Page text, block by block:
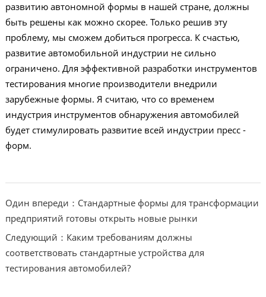
развитию автономной формы в нашей стране, должны
быть решены как можно скорее. Только решив эту
проблему, мы сможем добиться прогресса. К счастью,
развитие автомобильной индустрии не сильно
ограничено. Для эффективной разработки инструментов
тестирования многие производители внедрили
зарубежные формы. Я считаю, что со временем
индустрия инструментов обнаружения автомобилей
будет стимулировать развитие всей индустрии пресс -
форм.
Один впереди：Стандартные формы для трансформации
предприятий готовы открыть новые рынки
Следующий：Каким требованиям должны
соответствовать стандартные устройства для
тестирования автомобилей?